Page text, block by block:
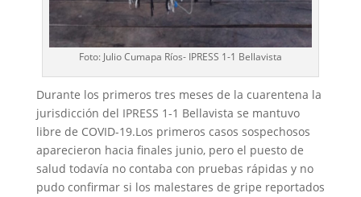
Foto: Julio Cumapa Ríos- IPRESS 1-1 Bellavista
Durante los primeros tres meses de la cuarentena la
jurisdicción del IPRESS 1-1 Bellavista se mantuvo
libre de COVID-19.Los primeros casos sospechosos
aparecieron hacia finales junio, pero el puesto de
salud todavía no contaba con pruebas rápidas y no
pudo confirmar si los malestares de gripe reportados